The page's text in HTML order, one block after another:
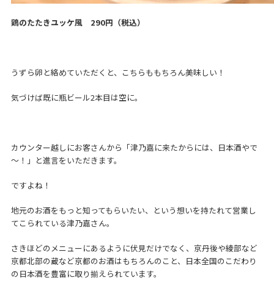
鶏のたたきユッケ風 290円（税込）
うずら卵と絡めていただくと、こちらももちろん美味しい！
気づけば既に瓶ビール2本目は空に。
カウンター越しにお客さんから「津乃嘉に来たからには、日本酒やで
～！」と進言をいただきます。
ですよね！
地元のお酒をもっと知ってもらいたい、という想いを持たれて営業し
てこられている津乃嘉さん。
さきほどのメニューにあるように伏見だけでなく、京丹後や綾部など
京都北部の蔵など京都のお酒はもちろんのこと、日本全国のこだわり
の日本酒を豊富に取り揃えられています。